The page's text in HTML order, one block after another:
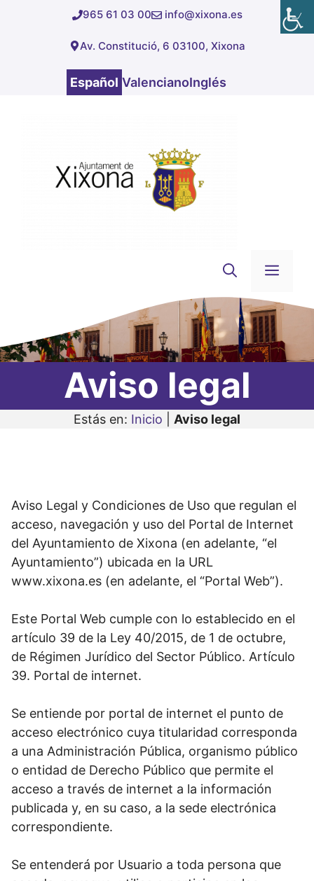
965 61 03 00 info@xixona.es
Av. Constitució, 6 03100, Xixona
Español ValencianoInglés
Aviso legal
Estás en: Inicio Aviso legal
Aviso Legal y Condiciones de Uso que regulan el
acceso, navegación y uso del Portal de Internet
del Ayuntamiento de Xixona (en adelante, “el
Ayuntamiento”) ubicada en la URL
www.xixona.es (en adelante, el “Portal Web”).
Este Portal Web cumple con lo establecido en el
artículo 39 de la Ley 40/2015, de 1 de octubre,
de Régimen Jurídico del Sector Público. Artículo
39. Portal de internet.
Se entiende por portal de internet el punto de
acceso electrónico cuya titularidad corresponda
a una Administración Pública, organismo público
o entidad de Derecho Público que permite el
acceso a través de internet a la información
publicada y, en su caso, a la sede electrónica
correspondiente.
Se entenderá por Usuario a toda persona que